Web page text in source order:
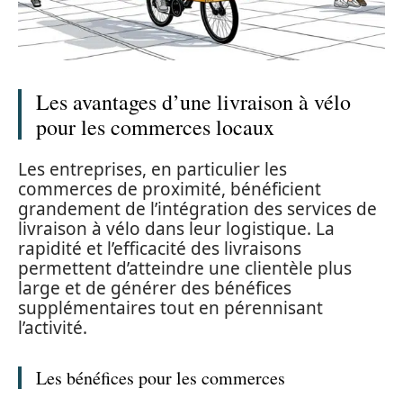
Les avantages d’une livraison à vélo
pour les commerces locaux
Les entreprises, en particulier les
commerces de proximité, bénéficient
grandement de l’intégration des services de
livraison à vélo dans leur logistique. La
rapidité et l’efficacité des livraisons
permettent d’atteindre une clientèle plus
large et de générer des bénéfices
supplémentaires tout en pérennisant
l’activité.
Les bénéfices pour les commerces